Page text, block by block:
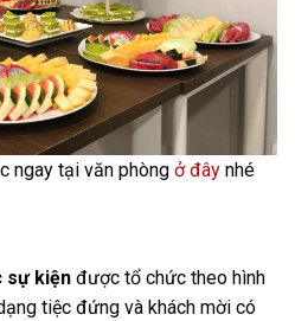
ngay tại văn phòng ở đây nhé
sự kiện được tổ chức theo hình
tiệc đứng và khách mời có